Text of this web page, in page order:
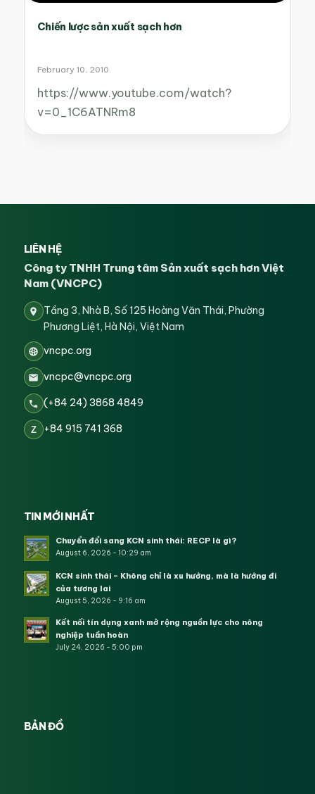
Chiến lược sản xuất sạch hơn
February 10, 2010
https://www.youtube.com/watch?
v=0_1C6ATNRm8
LIÊN HỆ
Công ty TNHH Trung tâm Sản xuất sạch hơn Việt
Nam (VNCPC)
Tầng 3, Nhà B, Số 125 Hoàng Văn Thái, Phường
Phương Liệt, Hà Nội, Việt Nam
vncpc.org
vncpc@vncpc.org
(+84 24) 3868 4849
Z +84 915 741 368
TIN MỚI NHẤT
Chuyển đổi sang KCN sinh thái: RECP là gì?
August 6, 2026 - 10:29 am
KCN sinh thái – Không chỉ là xu hướng, mà là hướng đi
của tương lai
August 5, 2026 - 9:16 am
Kết nối tín dụng xanh mở rộng nguồn lực cho nông
nghiệp tuần hoàn
July 24, 2026 - 5:00 pm
BẢN ĐỒ